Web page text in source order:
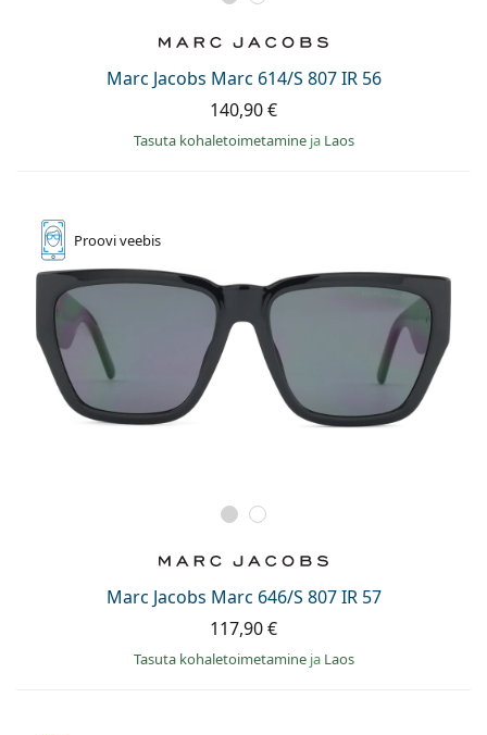
Marc Jacobs Marc 614/S 807 IR 56
140,90 €
Tasuta kohaletoimetamine ja Laos
Prooviveebis
Marc Jacobs Marc 646/S 807 IR 57
117,90 €
Tasuta kohaletoimetamine ja Laos